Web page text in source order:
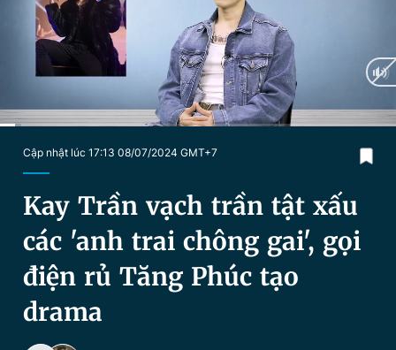
Chuyên mục khác
Chào ngày mới Tin 24h
Video Magazine
Sản phẩm khác
Tiện ích Bạn cần biết
Tin đã lưu
Tin đã xem
Đăng xuất
Cập nhật lúc 17:13 08/07/2024 GMT+7
Kay Trần vạch trần tật xấu
các 'anh trai chông gai', gọi
điện rủ Tăng Phúc tạo
drama